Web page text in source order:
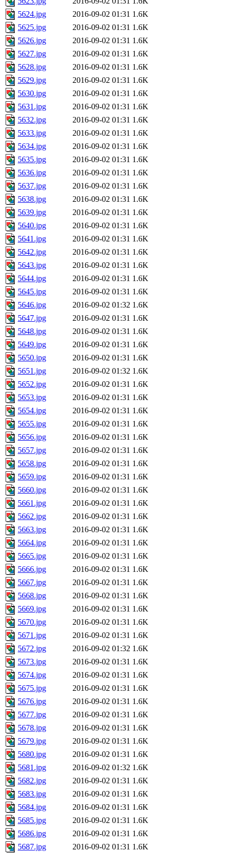
5624.jpg
2016-09-02 01:31 1.6K
5625.jpg
2016-09-02 01:31 1.6K
5626.jpg
2016-09-02 01:31 1.6K
5627.jpg
2016-09-02 01:31 1.6K
5628.jpg
2016-09-02 01:31 1.6K
5629.jpg
2016-09-02 01:31 1.6K
5630.jpg
2016-09-02 01:31 1.6K
5631.jpg
2016-09-02 01:31 1.6K
5632.jpg
2016-09-02 01:31 1.6K
5633.jpg
2016-09-02 01:31 1.6K
5634.jpg
2016-09-02 01:31 1.6K
5635.jpg
2016-09-02 01:31 1.6K
5636.jpg
2016-09-02 01:31 1.6K
5637.jpg
2016-09-02 01:31 1.6K
5638.jpg
2016-09-02 01:31 1.6K
5639.jpg
2016-09-02 01:31 1.6K
5640.jpg
2016-09-02 01:31 1.6K
5641.jpg
2016-09-02 01:31 1.6K
5642.jpg
2016-09-02 01:31 1.6K
5643.jpg
2016-09-02 01:31 1.6K
5644.jpg
2016-09-02 01:31 1.6K
5645.jpg
2016-09-02 01:31 1.6K
5646.jpg
2016-09-02 01:32 1.6K
5647.jpg
2016-09-02 01:31 1.6K
5648.jpg
2016-09-02 01:31 1.6K
5649.jpg
2016-09-02 01:31 1.6K
5650.jpg
2016-09-02 01:31 1.6K
5651.jpg
2016-09-02 01:32 1.6K
5652.jpg
2016-09-02 01:31 1.6K
5653.jpg
2016-09-02 01:31 1.6K
5654.jpg
2016-09-02 01:31 1.6K
5655.jpg
2016-09-02 01:31 1.6K
5656.jpg
2016-09-02 01:31 1.6K
5657.jpg
2016-09-02 01:31 1.6K
5658.jpg
2016-09-02 01:31 1.6K
5659.jpg
2016-09-02 01:31 1.6K
5660.jpg
2016-09-02 01:31 1.6K
5661.jpg
2016-09-02 01:31 1.6K
5662.jpg
2016-09-02 01:31 1.6K
5663.jpg
2016-09-02 01:31 1.6K
5664.jpg
2016-09-02 01:31 1.6K
5665.jpg
2016-09-02 01:31 1.6K
5666.jpg
2016-09-02 01:31 1.6K
5667.jpg
2016-09-02 01:31 1.6K
5668.jpg
2016-09-02 01:31 1.6K
5669.jpg
2016-09-02 01:31 1.6K
5670.jpg
2016-09-02 01:31 1.6K
5671.jpg
2016-09-02 01:31 1.6K
5672.jpg
2016-09-02 01:32 1.6K
5673.jpg
2016-09-02 01:31 1.6K
5674.jpg
2016-09-02 01:31 1.6K
5675.jpg
2016-09-02 01:31 1.6K
5676.jpg
2016-09-02 01:31 1.6K
5677.jpg
2016-09-02 01:31 1.6K
5678.jpg
2016-09-02 01:31 1.6K
5679.jpg
2016-09-02 01:31 1.6K
5680.jpg
2016-09-02 01:31 1.6K
5681.jpg
2016-09-02 01:32 1.6K
5682.jpg
2016-09-02 01:31 1.6K
5683.jpg
2016-09-02 01:31 1.6K
5684.jpg
2016-09-02 01:31 1.6K
5685.jpg
2016-09-02 01:31 1.6K
5686.jpg
2016-09-02 01:31 1.6K
5687.jpg
2016-09-02 01:31 1.6K